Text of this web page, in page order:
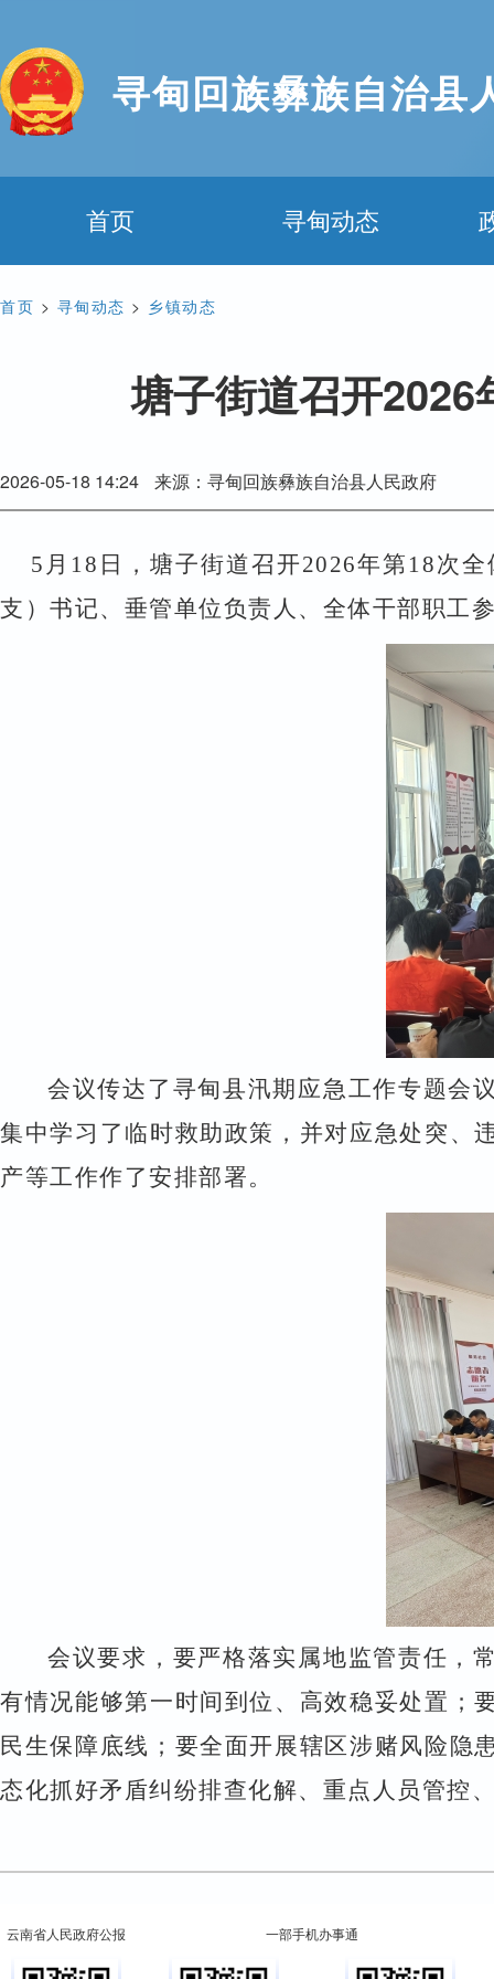
寻甸回族彝族自治县
首页 寻甸动态
首页 > 寻甸动态 > 乡镇动态
塘子街道召开
2026-05-18 14:24 来源：寻甸回族彝族自治县人民政府
5 月 18 日，塘子街道召开2026年第 18次全
支）书记、垂管单位负责人、全体干部职工
会议传达了寻甸县汛期应急工作专题会
集中学习了临时救助政策，并对应急处突、
产等工作作了安排部署。
会议要求，要严格落实属地监管责任，
有情况能够第一时间到位、高效稳妥处置；
民生保障底线；要全面开展辖区涉赌风险隐
态化抓好矛盾纠纷排查化解、重点人员管控
云南省人民政府公报 一部手机办事通